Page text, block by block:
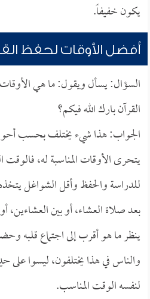
يكون خفيفاً.
أفضل الأوقات لحفظ
السؤال: يسأل ويقول: ما هي
القرآن بارك الله فيكم؟
الجواب: هذا شيء يختلف بحسب
يتحرى الأوقات المناسبة له،
للدراسة والحفظ وأقل الشواغل
بعد صلاة العشاء، أو بين العشاءين،
ينظر ما هو أقرب إلى اجتماع قلبه
والناس في هذا يختلفون، ليسوا على
لنفسه الوقت المناسب.